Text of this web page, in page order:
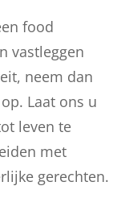
food
vastleggen
neem dan
Laat ons u
leven te
met
gerechten.